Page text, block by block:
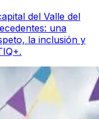
del Valle del
una
la inclusión y